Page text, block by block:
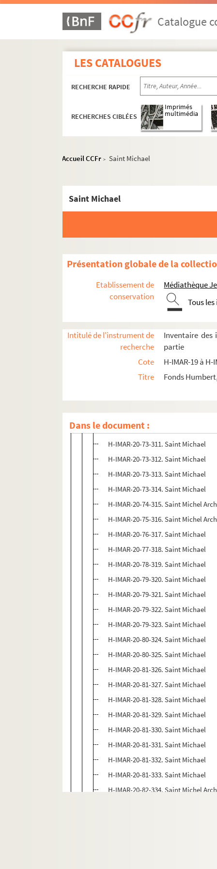
Catalogue
LES CATALOGUES
RECHERCHE RAPIDE
RECHERCHES CIBLÉES
Imprimés
multimédia
Accueil CCFr > Saint Michael
Saint Michael
Présentation globale de la
Etablissement de
conservation
Médiathèque
Tous
Intitulé de l'instrument de
recherche
Inventaire des
partie
Cote
H-IMAR-19 à H-
Titre
Fonds
Dans le document :
Images du fonds Humbert, Images religieuses
Sainte Trinité
H-IMAR-19-13-47. Saint-Esprit
H-IMAR-19-14-48. Saint-Esprit,
H-IMAR-19-14-49. Saint-Esprit,
Jésus, Marie, Dieu
Saint Joseph
La Sainte Famille
H-IMAR-20-73-309. Saint Michael
H-IMAR-20-73-310. Saint Michael
H-IMAR-20-73-311. Saint Michael
H-IMAR-20-73-312. Saint Michael
H-IMAR-20-73-313. Saint Michael
H-IMAR-20-73-314. Saint Michael
H-IMAR-20-74-315. Saint Michel
H-IMAR-20-75-316. Saint Michel
H-IMAR-20-76-317. Saint Michael
H-IMAR-20-77-318. Saint Michael
H-IMAR-20-78-319. Saint Michael
H-IMAR-20-79-320. Saint Michael
H-IMAR-20-79-321. Saint Michael
H-IMAR-20-79-322. Saint Michael
H-IMAR-20-79-323. Saint Michael
H-IMAR-20-80-324. Saint Michael
H-IMAR-20-80-325. Saint Michael
H-IMAR-20-81-326. Saint Michael
H-IMAR-20-81-327. Saint Michael
H-IMAR-20-81-328. Saint Michael
H-IMAR-20-81-329. Saint Michael
H-IMAR-20-81-330. Saint Michael
H-IMAR-20-81-331. Saint Michael
H-IMAR-20-81-332. Saint Michael
H-IMAR-20-81-333. Saint Michael
H-IMAR-20-82-334. Saint Michel